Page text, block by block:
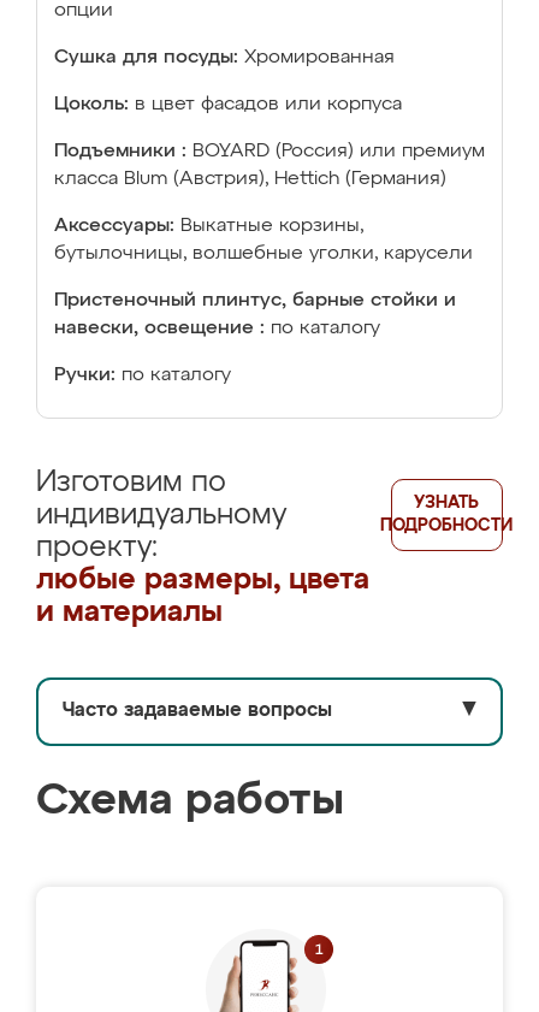
опции
Сушка для посуды: Хромированная
Цоколь: в цвет фасадов или корпуса
Подъемники : BOYARD (Россия) или премиум
класса Blum (Австрия), Hettich (Германия)
Аксессуары: Выкатные корзины,
бутылочницы, волшебные уголки, карусели
Пристеночный плинтус, барные стойки и
навески, освещение : по каталогу
Ручки: по каталогу
Изготовим по
индивидуальному
проекту:
любые размеры, цвета
и материалы
УЗНАТЬ
ПОДРОБНОСТИ
Часто задаваемые вопросы ▼
Схема работы